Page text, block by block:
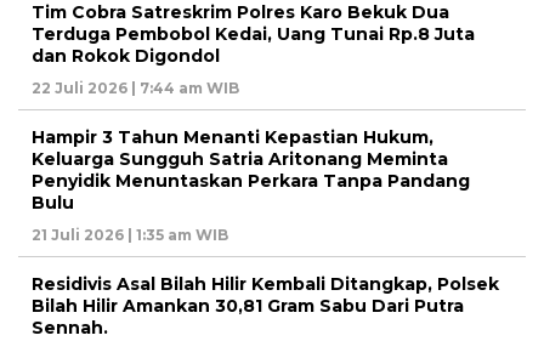
Tim Cobra Satreskrim Polres Karo Bekuk Dua
Terduga Pembobol Kedai, Uang Tunai Rp.8 Juta
dan Rokok Digondol
22 Juli 2026 | 7:44 am WIB
Hampir 3 Tahun Menanti Kepastian Hukum,
Keluarga Sungguh Satria Aritonang Meminta
Penyidik Menuntaskan Perkara Tanpa Pandang
Bulu
21 Juli 2026 | 1:35 am WIB
Residivis Asal Bilah Hilir Kembali Ditangkap, Polsek
Bilah Hilir Amankan 30,81 Gram Sabu Dari Putra
Sennah.